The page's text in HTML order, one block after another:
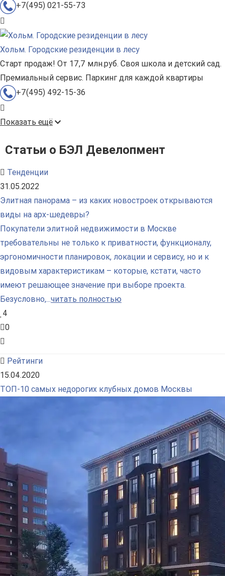
+7(495) 021-55-73
Хольм. Городские резиденции в лесу
Старт продаж! От 17,7 млн.руб. Своя школа и детский сад.
Премиальный сервис. Паркинг для каждой квартиры
+7(495) 492-15-36
Показать ещё
Статьи о БЭЛ Девелопмент
Тенденции
31.05.2022
Элитная панорама – из каких новостроек открываются
виды на арх-шедевры?
Покупатели элитной недвижимости в Москве
требовательны не только к приватности, функционалу,
эргономичности планировок, локации и сервису, но и к
видовым характеристикам – которые, кстати, часто
имеют решающее значение при выборе проекта.
Безусловно,...читать полностью
4
0
Рейтинги
15.04.2020
ТОП-10 самых недорогих клубных домов Москвы